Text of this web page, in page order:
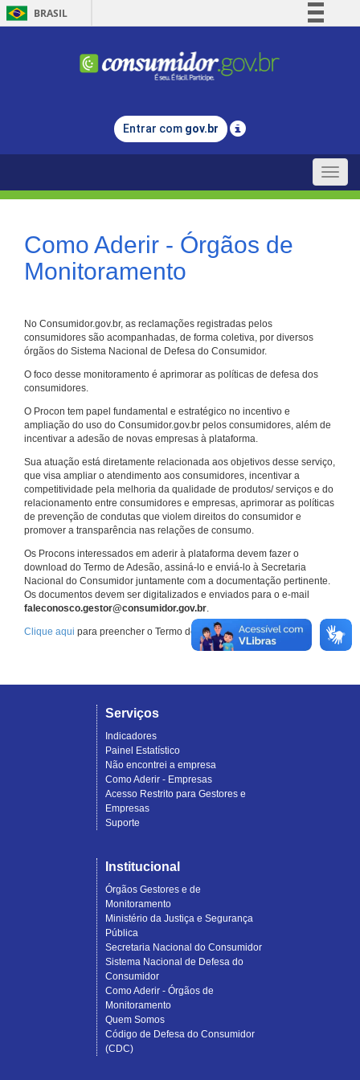
BRASIL
Comunica BR
Legislação
Entrar com gov.br
Toggle
Como Aderir - Órgãos de
Monitoramento
No Consumidor.gov.br, as reclamações registradas pelos
consumidores são acompanhadas, de forma coletiva, por diversos
órgãos do Sistema Nacional de Defesa do Consumidor.
O foco desse monitoramento é aprimorar as políticas de defesa dos
consumidores.
O Procon tem papel fundamental e estratégico no incentivo e
ampliação do uso do Consumidor.gov.br pelos consumidores, além de
incentivar a adesão de novas empresas à plataforma.
Sua atuação está diretamente relacionada aos objetivos desse serviço,
que visa ampliar o atendimento aos consumidores, incentivar a
competitividade pela melhoria da qualidade de produtos/ serviços e do
relacionamento entre consumidores e empresas, aprimorar as políticas
de prevenção de condutas que violem direitos do consumidor e
promover a transparência nas relações de consumo.
Os Procons interessados em aderir à plataforma devem fazer o
download do Termo de Adesão, assiná-lo e enviá-lo à Secretaria
Nacional do Consumidor juntamente com a documentação pertinente.
Os documentos devem ser digitalizados e enviados para o e-mail
faleconosco.gestor@consumidor.gov.br.
Clique aqui para preencher o Termo de Adesão.
Serviços
Indicadores
Painel Estatístico
Não encontrei a empresa
Como Aderir - Empresas
Acesso Restrito para Gestores e
Empresas
Suporte
Institucional
Órgãos Gestores e de
Monitoramento
Ministério da Justiça e Segurança
Pública
Secretaria Nacional do Consumidor
Sistema Nacional de Defesa do
Consumidor
Como Aderir - Órgãos de
Monitoramento
Quem Somos
Código de Defesa do Consumidor
(CDC)